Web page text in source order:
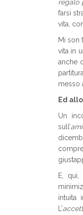
regalo
farsi
vita,
Mi son
vita in
anche
messo
Ed
Un
sull’
E,
intuita
L’